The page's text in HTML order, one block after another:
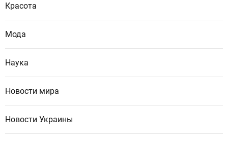
Красота
Мода
Наука
Новости мира
Новости Украины